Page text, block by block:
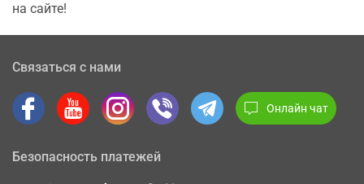
на сайте!
Связаться с нами
Онлайн чат
Безопасность платежей